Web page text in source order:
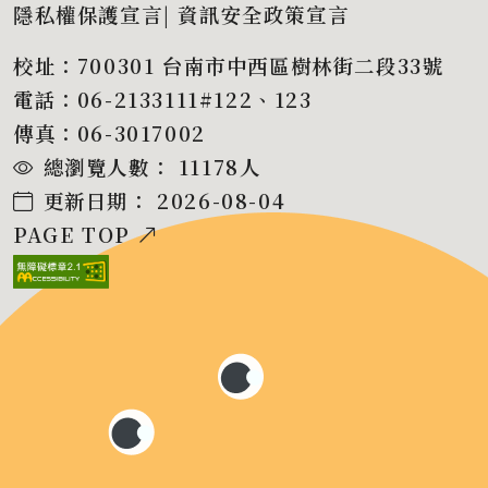
隱私權保護宣言|資訊安全政策宣言
校址：700301 台南市中西區樹林街二段33號
電話：06-2133111#122、123
傳真：06-3017002
總瀏覽人數：
11178 人
更新日期：
2026-08-04
PAGE TOP